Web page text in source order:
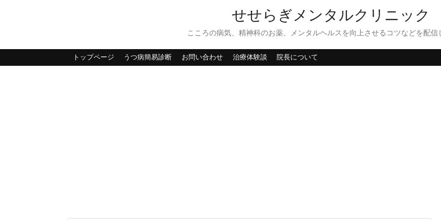
せせらぎメンタルクリニック
こころの病気、精神科のお薬、メンタルヘルスを向上させるコツなどを配信
トップページ うつ病簡易診断 お問い合わせ 治療体験談 院長について